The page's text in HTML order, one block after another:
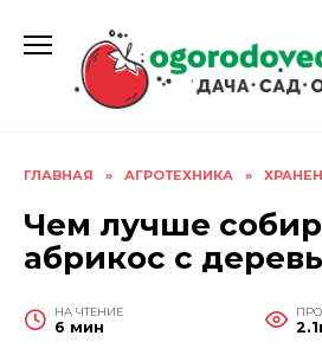
содержанию
ГЛАВНАЯ » АГРОТЕХНИКА »
Чем лучше
абрикос с
НА ЧТЕНИЕ
6 мин